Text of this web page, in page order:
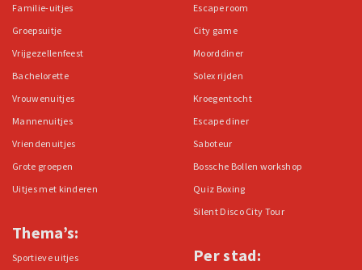
Familie-uitjes
Groepsuitje
Vrijgezellenfeest
Bachelorette
Vrouwenuitjes
Mannenuitjes
Vriendenuitjes
Grote groepen
Uitjes met kinderen
Thema’s:
Sportieve uitjes
Escape room
City game
Moorddiner
Solex rijden
Kroegentocht
Escape diner
Saboteur
Bossche Bollen workshop
Quiz Boxing
Silent Disco City Tour
Per stad: